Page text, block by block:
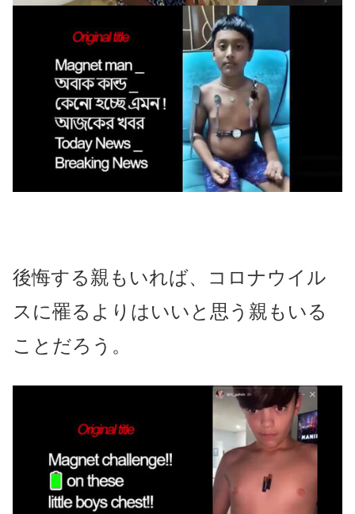
後悔する親もいれば、コロナウイル
スに罹るよりはいいと思う親もいる
ことだろう。